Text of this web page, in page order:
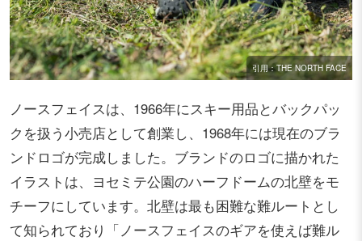
引用：THE NORTH FACE
ノースフェイスは、1966年にスキー用品とバックパッ
クを扱う小売店として創業し、1968年には現在のブラ
ンドロゴが完成しました。ブランドのロゴに描かれた
イラストは、ヨセミテ公園のハーフドームの北壁をモ
チーフにしています。北壁は最も困難な難ルートとし
て知られており「ノースフェイスのギアを使えば難ル